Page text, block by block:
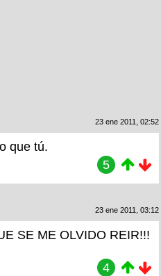
23 ene 2011, 02:52
que tú.
5
23 ene 2011, 03:12
SE ME OLVIDO REIR!!!
4